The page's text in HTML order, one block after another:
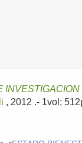
INVESTIGACION
, 2012 .- 1vol;